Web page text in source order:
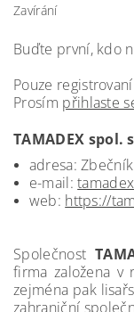
Zavírání
Buďte první, kdo
Pouze
Prosím přihlaste
TAMADEX spol.
adresa:
e-mail:
web: https://
Společnost
firma založena v
zejména pak
zahraniční